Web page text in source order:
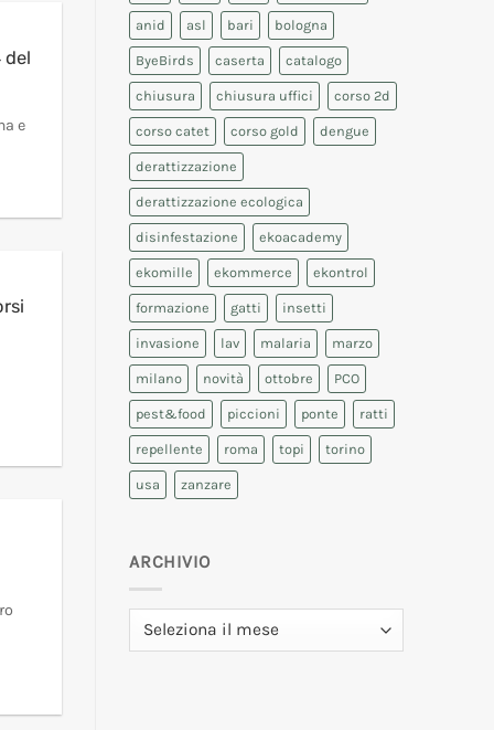
del
e
anid asl bari bologna
ByeBirds caserta catalogo
chiusura chiusura uffici corso 2d
corso catet corso gold dengue
derattizzazione
derattizzazione ecologica
disinfestazione ekoacademy
ekomille ekommerce ekontrol
formazione gatti insetti
invasione lav malaria marzo
milano novità ottobre PCO
pest&food piccioni ponte ratti
repellente roma topi torino
usa zanzare
ARCHIVIO
Archivio